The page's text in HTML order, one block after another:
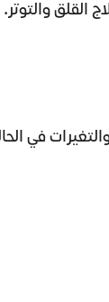
القلق
في